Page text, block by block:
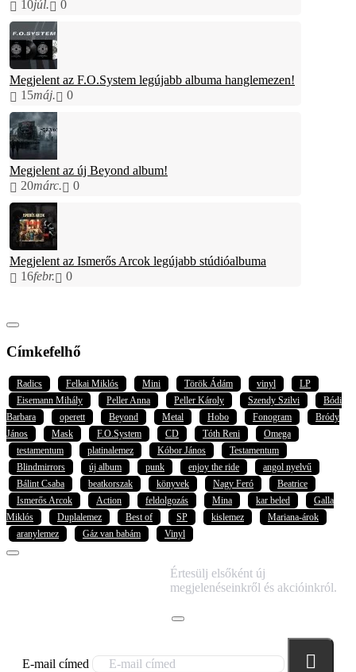
10júl. 0
Megjelent az F.O.System legújabb albuma hanglemezen!
15máj. 0
Megjelent az új Beyond album!
20márc. 0
Megjelent az Ismerős Arcok legújabb stúdióalbuma
16febr. 0
Címkefelhő
Radics Felkai Miklós Mini Török Ádám vinyl
LP
Eisemann Mihály
Peller Anna Peller Károly Szendy Szilvi
Bódi
Barbara
operett Beyond Metal Hobo Fonogram
Bródy
János
Mask F.O.System CD Tóth Reni
Omega
testamentum
platinalemez Kóbor János
Testamentum
Blindmirrors
új album punk enjoy the ride
angol nyelvű
Bálint Csaba
beatkorszak könyvek Nagy Feró
Beatrice
Ismerős Arcok
Action feldolgozás Mina kar beled
Galla
Miklós
Duplalemez Best of SP kislemez
Mariana-árok
aranylemez
Gáz van babám Vinyl
Értesülj elsőként új
megjelenéseinkről és akcióinkról.
E-mail címed